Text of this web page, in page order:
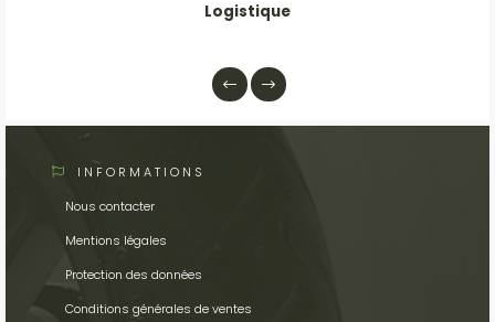
Logistique
INFORMATIONS
Nous contacter
Mentions légales
Protection des données
Conditions générales de ventes